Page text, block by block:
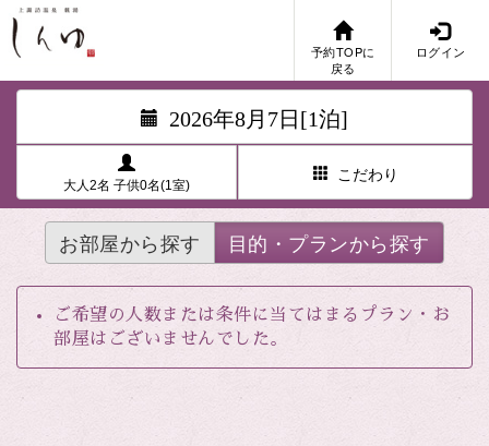
予約TOPに
戻る
ログイン
2026年8月7日[1泊]
大人2名 子供0名(1室)
こだわり
お部屋から探す 目的・プランから探す
ご希望の人数または条件に当てはまるプラン・お
部屋はございませんでした。